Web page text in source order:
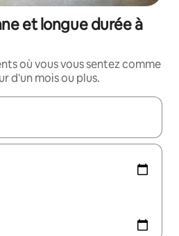
et longue durée à
où vous vous sentez comme
d'un mois ou plus.
utilisez les flèches vers le